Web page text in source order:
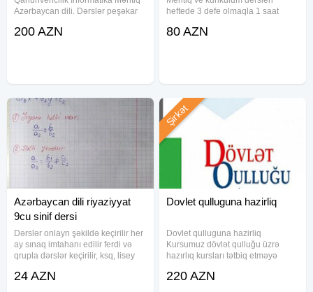
Azərbaycan dili. Dərslər peşəkar
edilir. Yüksək nəticə hədəfləyən
200 AZN
heftede 3 defe olmaqla 1 saat
fenn ayri ayriliqda qrup sekilde 80
80 AZN
Azərbaycan dili riyaziyyat
9cu sinif dersi
Dərslər onlayn şəkildə keçirilir her
ay sınaq imtahanı edilir ferdi və
qrupla dərslər keçirilir, ksq, lisey
mövcuddur indi qoşul
24 AZN
Dovlet qulluguna hazirliq
Dovlet qulluguna hazirliq
Kursumuz dövlət qulluğu üzrə
hazırlıq kursları tətbiq etməyə
edir. Hazırlıq Dövlət Qulluğu
Şirkət
220 AZN